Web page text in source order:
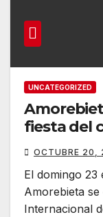
UNCATEGORIZED
fiesta del
OCTUBRE 20,
El domingo 23
Amorebieta
Internacional